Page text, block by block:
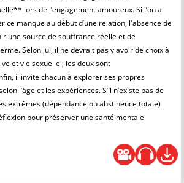
lors de l’engagement amoureux. Si l’on a
ce manque au début d’une relation, l'absence de
une source de souffrance réelle et de
Selon lui, il ne devrait pas y avoir de choix à
et vie sexuelle ; les deux sont
il invite chacun à explorer ses propres
l’âge et les expériences. S’il n’existe pas de
extrêmes (dépendance ou abstinence totale)
pour préserver une santé mentale